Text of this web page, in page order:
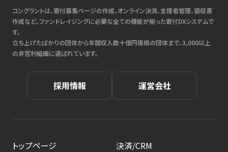
コングラントは、寄付募集ページの作成、オンライン決済、支援者管理、領収書
作成など、ファンドレイジングに必要な全ての機能が揃った寄付DXシステムで
す。
立ち上げたばかりの団体から年間収入数十億円規模の団体まで、3,000以上
の非営利組織に選ばれています。
採用情報 運営会社
トップページ
決済/CRM